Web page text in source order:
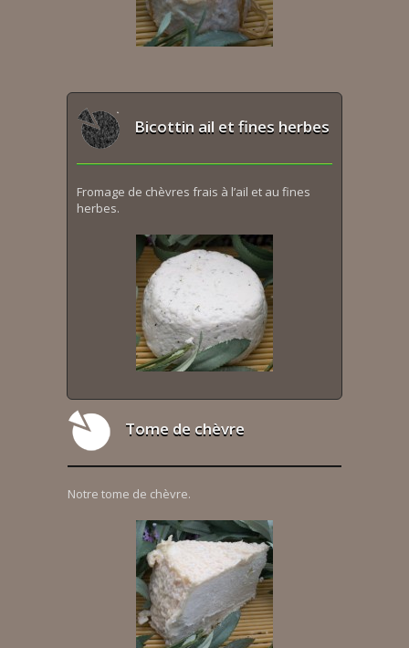
Bicottin ail et fines herbes
Fromage de chèvres frais à l’ail et au fines
herbes.
Tome de chèvre
Notre tome de chèvre.